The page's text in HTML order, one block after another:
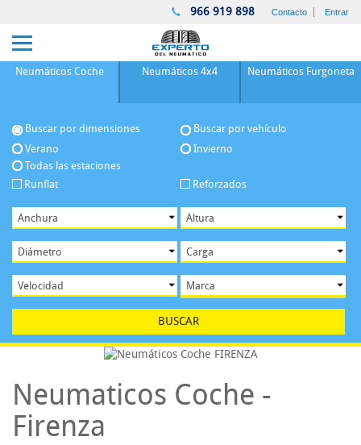
966 919 898 Contacto Entrar
Neumáticos Coche Neumáticos 4x4 Neumáticos Furgoneta
Buscar por dimensiones
Buscar por vehículo
Verano
Invierno
Todas las estaciones
Runflat
Reforzados
BUSCAR
Neumaticos Coche -
Firenza